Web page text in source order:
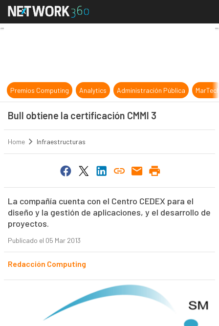
Bull obtiene la certificación CMMI 3
Premios Computing Analytics Administración Pública
Bull obtiene la certificación CMMI 3
Home Infraestructuras
La compañía cuenta con el Centro CEDEX para el
diseño y la gestión de aplicaciones, y el desarrollo de
proyectos.
Publicado el 05 Mar 2013
Redacción Computing